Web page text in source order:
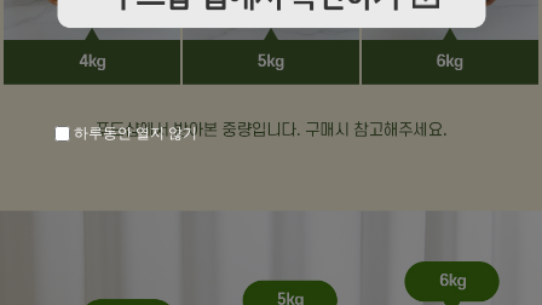
하루동안 열지 않기